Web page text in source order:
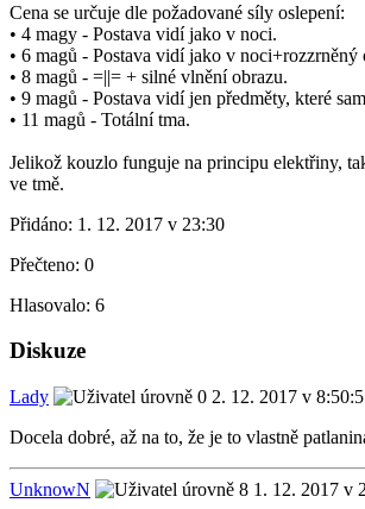
Cena se určuje dle požadované síly oslepení:
• 4 magy - Postava vidí jako v noci.
• 6 magů - Postava vidí jako v noci+rozzrněný
• 8 magů - =||= + silné vlnění obrazu.
• 9 magů - Postava vidí jen předměty, které
• 11 magů - Totální tma.
Jelikož kouzlo funguje na principu elektřiny,
ve tmě.
Přidáno: 1. 12. 2017 v 23:30
Přečteno: 0
Hlasovalo: 6
Diskuze
Lady
2. 12. 2017 v
Docela dobré, až na to, že je to vlastně
UnknowN 1. 12. 2017 v